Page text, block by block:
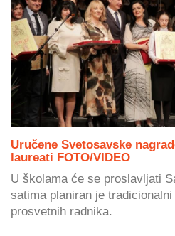
Uručene Svetosavske
laureati FOTO/VIDEO
U školama će se proslavljati
satima planiran je
prosvetnih radnika.